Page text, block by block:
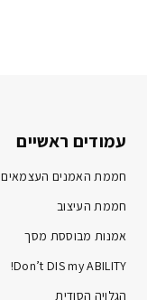
עמודים ראשיים
חממת האמנים העצמאים
חממת העיצוב
אמנות מבוססת מסך
Don’t DIS my ABILITY!
הגלויה הסודית